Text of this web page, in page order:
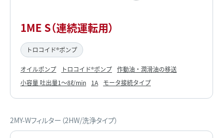
1ME S（連続運転用）
トロコイド®ポンプ
オイルポンプ トロコイド®ポンプ 作動油・潤滑油の移送
小容量 吐出量1～8ℓ/min
1A モータ接続タイプ
2MY-Wフィルター（2HW/洗浄タイプ）